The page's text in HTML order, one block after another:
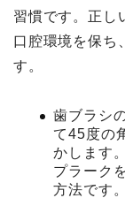
習慣です。正し
口腔環境を保ち
す。
歯ブラシ
て45度の
かします
プラーク
方法です。